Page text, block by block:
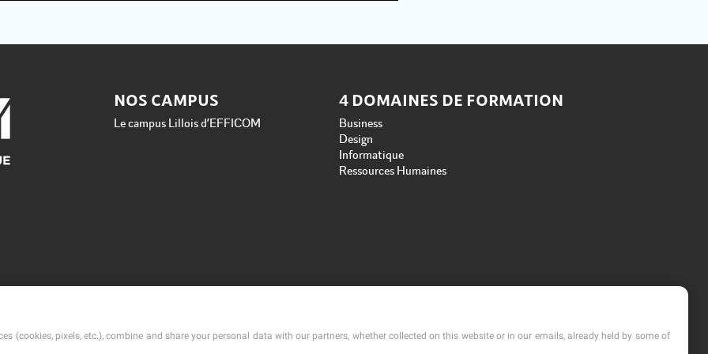
NOS CAMPUS
Le campus Lillois d’EFFICOM
4 DOMAINES DE FORMATION
Business
Design
Informatique
Ressources Humaines
(cookies, pixels, etc.), combine and share your personal data with our partners, whether collected on this website or in our emails, already held by some of